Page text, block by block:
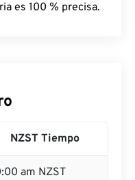
es 100 % precisa.
NZST Tiempo
am NZST